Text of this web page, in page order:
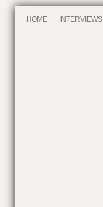
HOME INTERVIEWS